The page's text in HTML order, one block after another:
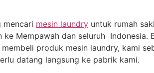
mencari mesin laundry untuk rumah
ke Mempawah dan seluruh
produk mesin laundry, kami
datang langsung ke pabrik kami.